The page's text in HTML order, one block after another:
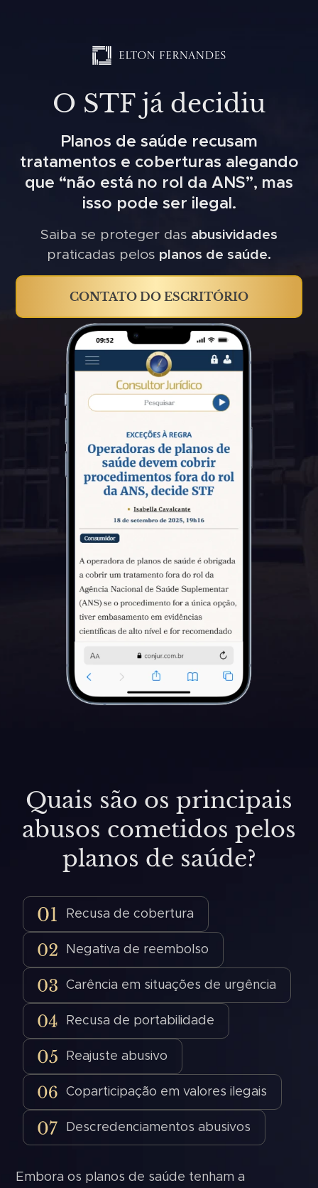
O STF já decidiu
Planos de saúde recusam
tratamentos e coberturas alegando
que “não está no rol da ANS”, mas
isso pode ser ilegal.
Saiba se proteger das abusividades
praticadas pelos planos de saúde.
CONTATO DO ESCRITÓRIO
Quais são os principais
abusos cometidos pelos
planos de saúde?
Recusa de cobertura
Negativa de reembolso
Carência em situações de urgência
Recusa de portabilidade
Reajuste abusivo
Coparticipação em valores ilegais
Descredenciamentos abusivos
Embora os planos de saúde tenham a